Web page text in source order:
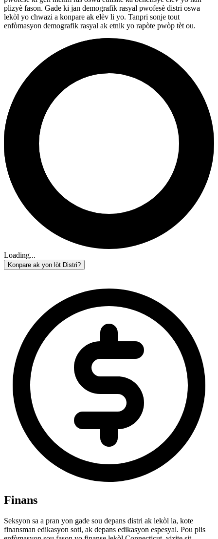
plizyè fason. Gade ki jan demografik rasyal pwofesè distri oswa
lekòl yo chwazi a konpare ak elèv li yo. Tanpri sonje tout
enfòmasyon demografik rasyal ak etnik yo rapòte pwòp tèt ou.
Loading...
Konpare ak yon lòt Distri?
Finans
Seksyon sa a pran yon gade sou depans distri ak lekòl la, kote
finansman edikasyon soti, ak depans edikasyon espesyal. Pou plis